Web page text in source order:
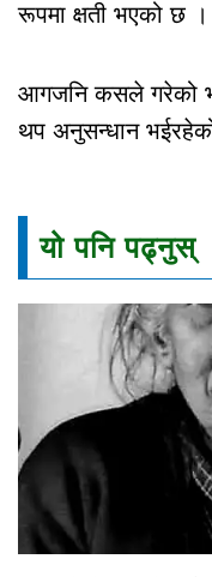
रूपमा क्षती भएको छ ।
आगजनि कसले गरेको
थप अनुसन्धान
यो पनि पढ्नुस्